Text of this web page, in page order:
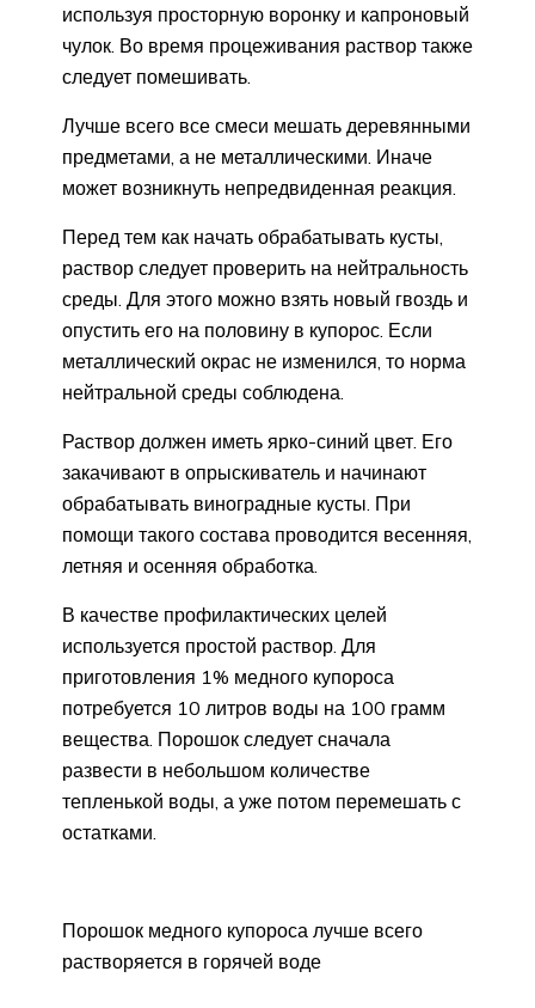
используя просторную воронку и капроновый
чулок. Во время процеживания раствор также
следует помешивать.
Лучше всего все смеси мешать деревянными
предметами, а не металлическими. Иначе
может возникнуть непредвиденная реакция.
Перед тем как начать обрабатывать кусты,
раствор следует проверить на нейтральность
среды. Для этого можно взять новый гвоздь и
опустить его на половину в купорос. Если
металлический окрас не изменился, то норма
нейтральной среды соблюдена.
Раствор должен иметь ярко-синий цвет. Его
закачивают в опрыскиватель и начинают
обрабатывать виноградные кусты. При
помощи такого состава проводится весенняя,
летняя и осенняя обработка.
В качестве профилактических целей
используется простой раствор. Для
приготовления 1% медного купороса
потребуется 10 литров воды на 100 грамм
вещества. Порошок следует сначала
развести в небольшом количестве
тепленькой воды, а уже потом перемешать с
остатками.
Порошок медного купороса лучше всего
растворяется в горячей воде